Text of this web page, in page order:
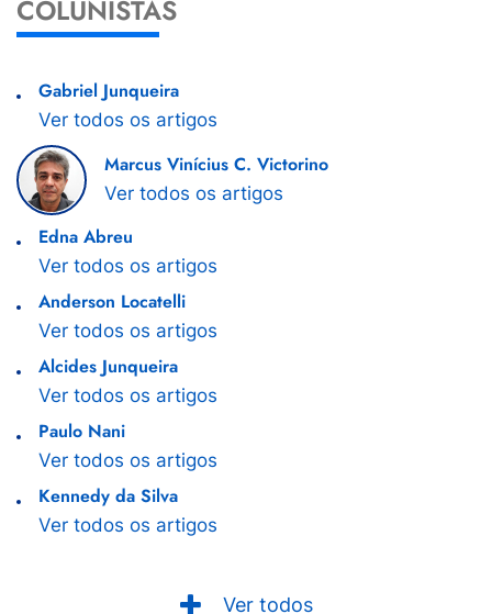
COLUNISTAS
Gabriel Junqueira
Ver todos os artigos
Marcus Vinícius C. Victorino
Ver todos os artigos
Edna Abreu
Ver todos os artigos
Anderson Locatelli
Ver todos os artigos
Alcides Junqueira
Ver todos os artigos
Paulo Nani
Ver todos os artigos
Kennedy da Silva
Ver todos os artigos
Ver todos